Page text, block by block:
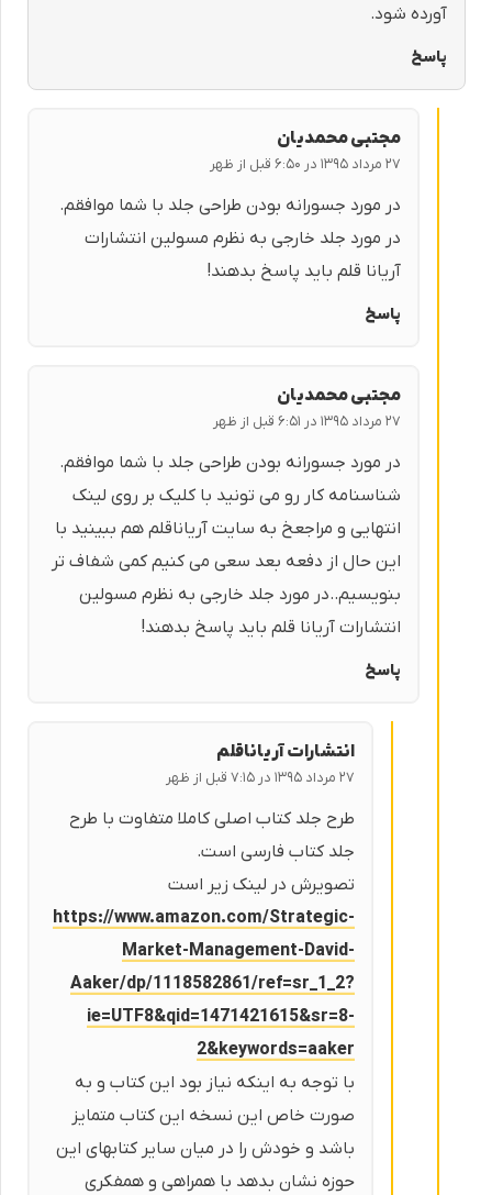
آورده شود.
پاسخ
مجتبی محمدیان
۲۷ مرداد ۱۳۹۵ در ۶:۵۰ قبل از ظهر
در مورد جسورانه بودن طراحی جلد با شما موافقم.
در مورد جلد خارجی به نظرم مسولین انتشارات
آریانا قلم باید پاسخ بدهند!
پاسخ
مجتبی محمدیان
۲۷ مرداد ۱۳۹۵ در ۶:۵۱ قبل از ظهر
در مورد جسورانه بودن طراحی جلد با شما موافقم.
شناسنامه کار رو می تونید با کلیک بر روی لینک
انتهایی و مراجعخ به سایت آریاناقلم هم ببینید با
این حال از دفعه بعد سعی می کنیم کمی شفاف تر
بنویسیم..در مورد جلد خارجی به نظرم مسولین
انتشارات آریانا قلم باید پاسخ بدهند!
پاسخ
انتشارات آریاناقلم
۲۷ مرداد ۱۳۹۵ در ۷:۱۵ قبل از ظهر
طرح جلد کتاب اصلی کاملا متفاوت با طرح
جلد کتاب فارسی است.
تصویرش در لینک زیر است
https://www.amazon.com/Strategic-
Market-Management-David-
Aaker/dp/1118582861/ref=sr_1_2?
ie=UTF8&qid=1471421615&sr=8-
2&keywords=aaker
با توجه به اینکه نیاز بود این کتاب و به
صورت خاص این نسخه این کتاب متمایز
باشد و خودش را در میان سایر کتابهای این
حوزه نشان بدهد با همراهی و همفکری